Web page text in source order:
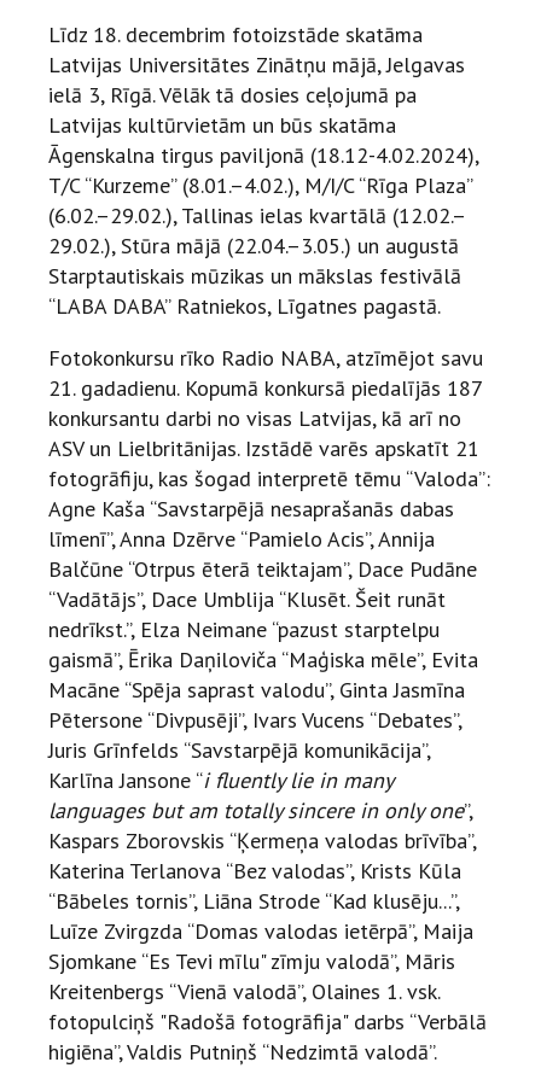
Līdz 18. decembrim fotoizstāde skatāma
Latvijas Universitātes Zinātņu mājā, Jelgavas
ielā 3, Rīgā. Vēlāk tā dosies ceļojumā pa
Latvijas kultūrvietām un būs skatāma
Āgenskalna tirgus paviljonā (18.12-4.02.2024),
T/C “Kurzeme” (8.01.–4.02.), M/I/C “Rīga Plaza”
(6.02.–29.02.), Tallinas ielas kvartālā (12.02.–
29.02.), Stūra mājā (22.04.–3.05.) un augustā
Starptautiskais mūzikas un mākslas festivālā
“LABA DABA” Ratniekos, Līgatnes pagastā.
Fotokonkursu rīko Radio NABA, atzīmējot savu
21. gadadienu. Kopumā konkursā piedalījās 187
konkursantu darbi no visas Latvijas, kā arī no
ASV un Lielbritānijas. Izstādē varēs apskatīt 21
fotogrāfiju, kas šogad interpretē tēmu “Valoda”:
Agne Kaša “Savstarpējā nesaprašanās dabas
līmenī”, Anna Dzērve “Pamielo Acis”, Annija
Balčūne “Otrpus ēterā teiktajam”, Dace Pudāne
“Vadātājs”, Dace Umblija “Klusēt. Šeit runāt
nedrīkst.”, Elza Neimane “pazust starptelpu
gaismā”, Ērika Daņiloviča “Maģiska mēle”, Evita
Macāne “Spēja saprast valodu”, Ginta Jasmīna
Pētersone “Divpusēji”, Ivars Vucens “Debates”,
Juris Grīnfelds “Savstarpējā komunikācija”,
Karlīna Jansone “i fluently lie in many
languages but am totally sincere in only one”,
Kaspars Zborovskis “Ķermeņa valodas brīvība”,
Katerina Terlanova “Bez valodas”, Krists Kūla
“Bābeles tornis”, Liāna Strode “Kad klusēju...”,
Luīze Zvirgzda “Domas valodas ietērpā”, Maija
Sjomkane “Es Tevi mīlu" zīmju valodā”, Māris
Kreitenbergs “Vienā valodā”, Olaines 1. vsk.
fotopulciņš "Radošā fotogrāfija" darbs “Verbālā
higiēna”, Valdis Putniņš “Nedzimtā valodā”.